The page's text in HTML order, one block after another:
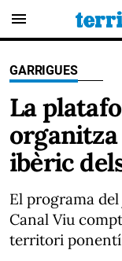
menu
GARRIGUES
La
ibèric
El programa
Canal Viu
territori ponentí